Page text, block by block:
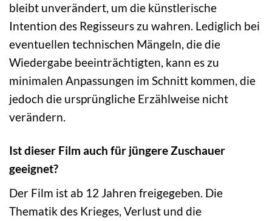
bleibt unverändert, um die künstlerische
Intention des Regisseurs zu wahren. Lediglich bei
eventuellen technischen Mängeln, die die
Wiedergabe beeinträchtigten, kann es zu
minimalen Anpassungen im Schnitt kommen, die
jedoch die ursprüngliche Erzählweise nicht
verändern.
Ist dieser Film auch für jüngere Zuschauer
geeignet?
Der Film ist ab 12 Jahren freigegeben. Die
Thematik des Krieges, Verlust und die